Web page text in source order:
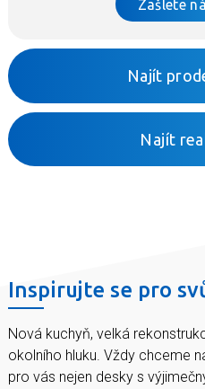
Zašlete
Najít
Najít
Inspirujte se pro
Nová kuchyň, velká
okolního hluku. Vždy chceme
pro vás nejen desky s